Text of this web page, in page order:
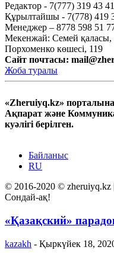
Редактор - 7(777) 319 43 41
Құрылтайшы - 7(778) 419
Менеджер – 8778 598 51
Мекенжай: Семей қаласы,
Порхоменко көшесі, 119
Сайт почтасы:
Жоба туралы
«Zheruiyq.kz»
Ақпарат және
куәлігі берілген.
Байланыс
RU
© 2016-2020 ©
Сондай-ақ!
«Қазақский»
kazakh - Қыркүйек 18,